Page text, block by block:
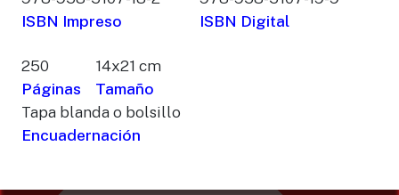
ISBN Impreso
ISBN Digital
250
Páginas
14x21 cm
Tamaño
Tapa blanda o bolsillo
Encuadernación